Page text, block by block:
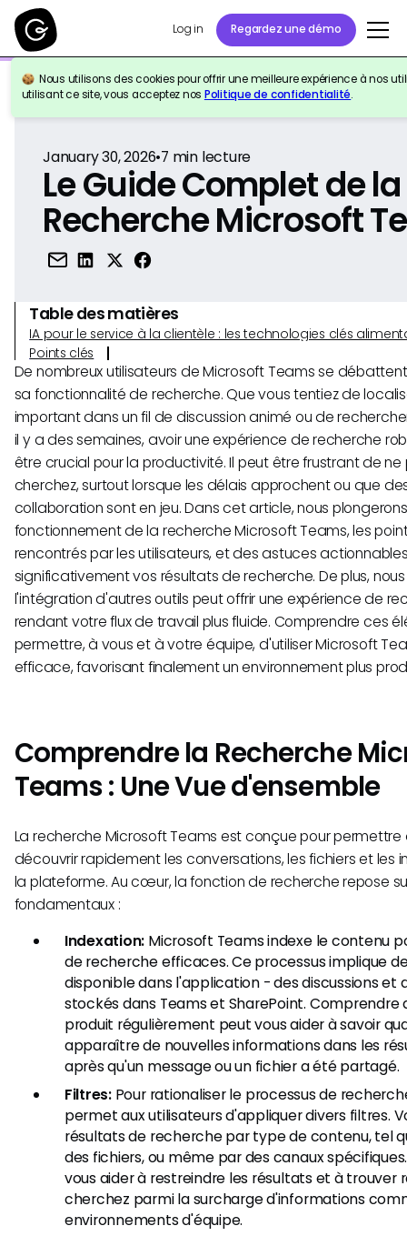
Log in Regardez une démo
Nous utilisons des cookies pour offrir une meilleure expérience à nos
utilisant ce site, vous acceptez nos Politique de confidentialité.
Retour à la référence
January 30, 2026•7 min lecture
Le Guide Complet de la
Recherche Microsoft
Table des matières
IA pour le service à la clientèle : les technologies clés
Points clés
De nombreux utilisateurs de Microsoft Teams se
sa fonctionnalité de recherche. Que vous tentiez de
important dans un fil de discussion animé ou de
il y a des semaines, avoir une expérience de recherche
être crucial pour la productivité. Il peut être frustrant de
cherchez, surtout lorsque les délais approchent ou que
collaboration sont en jeu. Dans cet article, nous
fonctionnement de la recherche Microsoft Teams, les
rencontrés par les utilisateurs, et des astuces
significativement vos résultats de recherche. De plus,
l'intégration d'autres outils peut offrir une expérience de
rendant votre flux de travail plus fluide. Comprendre ces
permettre, à vous et à votre équipe, d'utiliser Microsoft
efficace, favorisant finalement un environnement plus
Comprendre la Recherche
Teams : Une Vue d'ensemble
La recherche Microsoft Teams est conçue pour permettre
découvrir rapidement les conversations, les fichiers et les
la plateforme. Au cœur, la fonction de recherche repose
fondamentaux :
Indexation: Microsoft Teams indexe le contenu
de recherche efficaces. Ce processus implique
disponible dans l'application - des discussions et
stockés dans Teams et SharePoint. Comprendre
produit régulièrement peut vous aider à savoir
apparaître de nouvelles informations dans les
après qu'un message ou un fichier a été partagé.
Filtres:Pour rationaliser le processus de
permet aux utilisateurs d'appliquer divers filtres.
résultats de recherche par type de contenu, tel
des fichiers, ou même par des canaux
vous aider à restreindre les résultats et à trouver
cherchez parmi la surcharge d'informations
environnements d'équipe.